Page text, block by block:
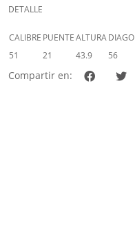
DETALLE
CALIBRE PUENTEALTURA
51
21 43.9 56
Compartir en: